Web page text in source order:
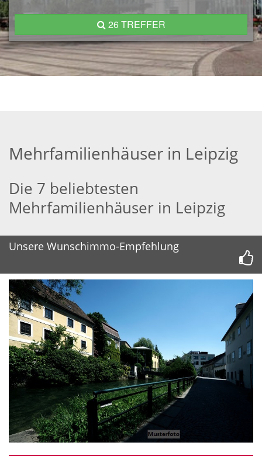
26 TREFFER
Mehrfamilienhäuser in Leipzig
Die 7 beliebtesten
Mehrfamilienhäuser in Leipzig
Unsere Wunschimmo-Empfehlung